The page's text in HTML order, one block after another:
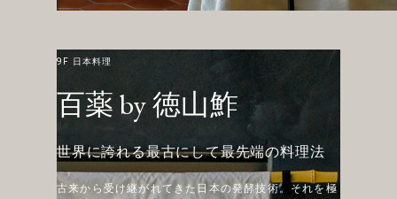
9F 日本料理
百薬 by 徳山鮓
世界に誇れる最古にして最先端の料理法
古来から受け継がれてきた日本の発酵技術。 それを極